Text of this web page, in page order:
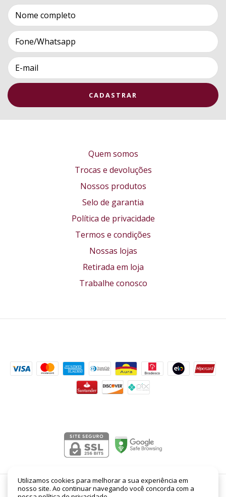
Utilizamos cookies para melhorar a sua experiência em
nosso site. Ao continuar navegando você concorda com a
Quem somos
Trocas e devoluções
Nossos produtos
Selo de garantia
Política de privacidade
Termos e condições
Nossas lojas
Retirada em loja
Trabalhe conosco
Amarillo Shakira EDP Feminino 80ml- Lord Perfumaria